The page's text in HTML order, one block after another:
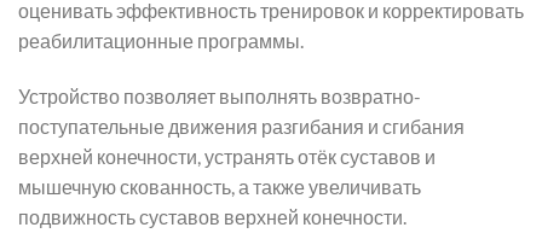
оценивать эффективность тренировок и корректировать
реабилитационные программы.
Устройство позволяет выполнять возвратно-
поступательные движения разгибания и сгибания
верхней конечности, устранять отёк суставов и
мышечную скованность, а также увеличивать
подвижность суставов верхней конечности.